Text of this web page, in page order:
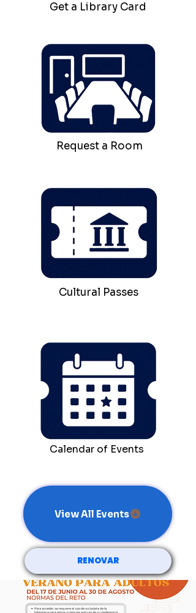
Get a Library Card
Request a Room
Cultural Passes
Calendar of Events
View All Events
RENOVAR